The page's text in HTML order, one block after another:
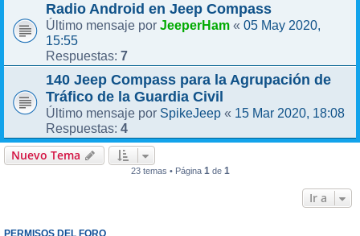
Radio Android en Jeep Compass
Último mensaje por JeeperHam « 05 May 2020,
15:55
Respuestas: 7
140 Jeep Compass para la Agrupación de
Tráfico de la Guardia Civil
Último mensaje por SpikeJeep « 15 Mar 2020, 18:08
Respuestas: 4
Nuevo Tema
23 temas • Página 1 de 1
Ir a